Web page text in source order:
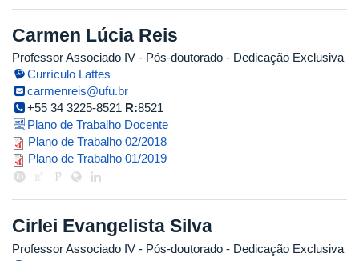
Carmen Lúcia Reis
Professor Associado IV - Pós-doutorado - Dedicação Exclusiva
Currículo Lattes
carmenreis@ufu.br
+55 34 3225-8521 R:8521
Plano de Trabalho Docente
Plano de Trabalho 02/2018
carmen_reis_2019_1_corrigido.pdf
Plano de Trabalho 01/2019
Cirlei Evangelista Silva
Professor Associado IV - Pós-doutorado - Dedicação Exclusiva